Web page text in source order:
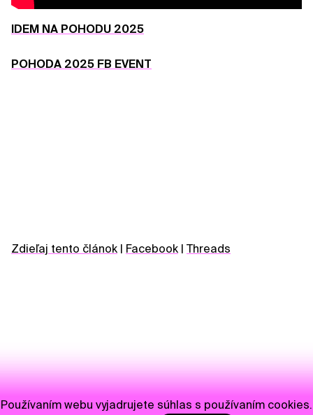
IDEM NA POHODU 2025
POHODA 2025 FB EVENT
Zdieľaj tento článok | Facebook | Threads
Používaním webu vyjadrujete súhlas s používaním cookies.